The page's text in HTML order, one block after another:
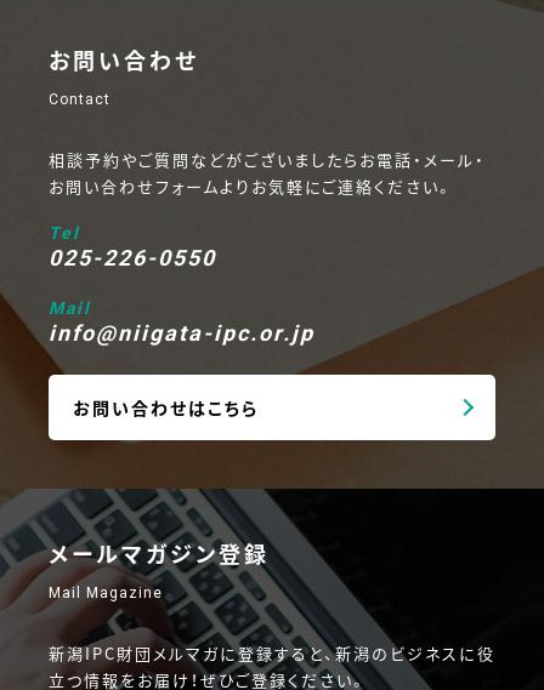
お問い合わせ
Contact
相談予約やご質問などがございましたらお電話・メール・
お問い合わせフォームよりお気軽にご連絡ください。
Tel
025-226-0550
Mail
info@niigata-ipc.or.jp
お問い合わせはこちら
メールマガジン登録
Mail Magazine
新潟IPC財団メルマガに登録すると、新潟のビジネスに役
立つ情報をお届け！ぜひご登録ください。